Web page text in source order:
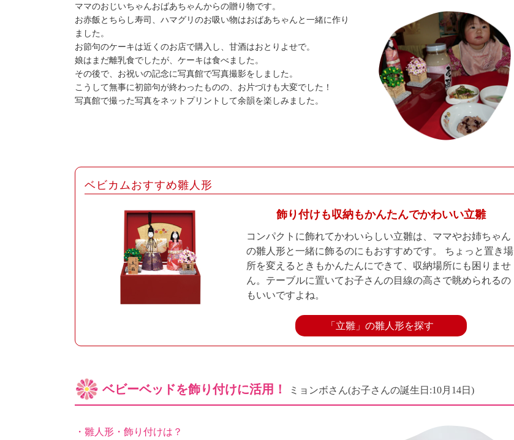
ママのおじいちゃんおばあちゃんからの贈り物です。
お赤飯とちらし寿司、ハマグリのお吸い物はおばあちゃんと一緒に作り
ました。
お節句のケーキは近くのお店で購入し、甘酒はおとりよせで。
娘はまだ離乳食でしたが、ケーキは食べました。
その後で、お祝いの記念に写真館で写真撮影をしました。
こうして無事に初節句が終わったものの、お片づけも大変でした！
写真館で撮った写真をネットプリントして余韻を楽しみました。
ベビカムおすすめ雛人形
飾り付けも収納もかんたんでかわいい立雛
コンパクトに飾れてかわいらしい立雛は、ママやお姉ちゃん
の雛人形と一緒に飾るのにもおすすめです。 ちょっと置き場
所を変えるときもかんたんにできて、収納場所にも困りませ
ん。テーブルに置いてお子さんの目線の高さで眺められるの
もいいですよね。
「立雛」の雛人形を探す
ベビーベッドを飾り付けに活用！ ミョンボさん(お子さんの誕生日:10月14日)
・雛人形・飾り付けは？